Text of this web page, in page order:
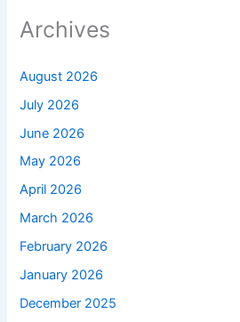
Archives
August 2026
July 2026
June 2026
May 2026
April 2026
March 2026
February 2026
January 2026
December 2025